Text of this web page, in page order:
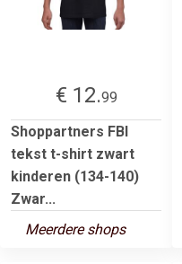
€ 12.99
Shoppartners FBI
tekst t-shirt zwart
kinderen (134-140)
Zwar...
Meerdere shops